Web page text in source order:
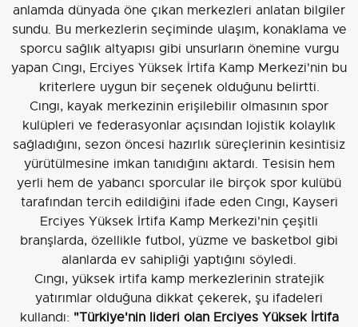
anlamda dünyada öne çıkan merkezleri anlatan bilgiler
sundu. Bu merkezlerin seçiminde ulaşım, konaklama ve
sporcu sağlık altyapısı gibi unsurların önemine vurgu
yapan Cıngı, Erciyes Yüksek İrtifa Kamp Merkezi'nin bu
kriterlere uygun bir seçenek olduğunu belirtti.
Cıngı, kayak merkezinin erişilebilir olmasının spor
kulüpleri ve federasyonlar açısından lojistik kolaylık
sağladığını, sezon öncesi hazırlık süreçlerinin kesintisiz
yürütülmesine imkan tanıdığını aktardı. Tesisin hem
yerli hem de yabancı sporcular ile birçok spor kulübü
tarafından tercih edildiğini ifade eden Cıngı, Kayseri
Erciyes Yüksek İrtifa Kamp Merkezi'nin çeşitli
branşlarda, özellikle futbol, yüzme ve basketbol gibi
alanlarda ev sahipliği yaptığını söyledi.
Cıngı, yüksek irtifa kamp merkezlerinin stratejik
yatırımlar olduğuna dikkat çekerek, şu ifadeleri
kullandı: "Türkiye'nin lideri olan Erciyes Yüksek İrtifa